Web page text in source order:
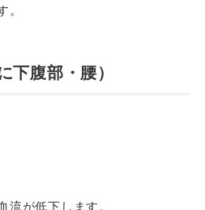
腹部・腰）
流が低下します。